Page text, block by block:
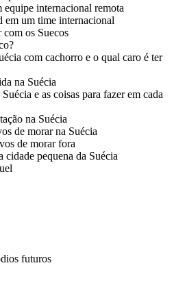
internacional remota
em um time internacional
os Suecos
com cachorro e o qual caro é ter
na Suécia
e as coisas para fazer em cada
na Suécia
de morar na Suécia
de morar fora
pequena da Suécia
futuros